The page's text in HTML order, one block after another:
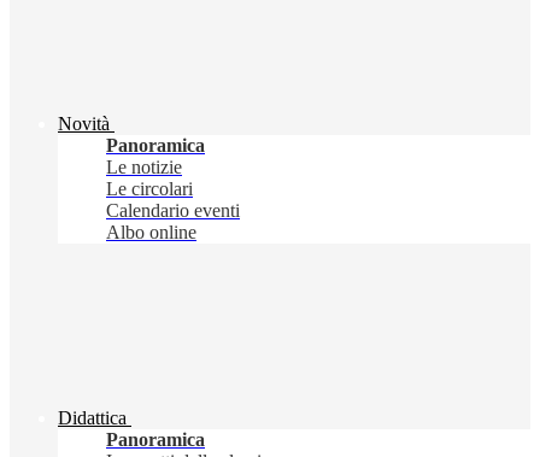
Novità
Panoramica
Le notizie
Le circolari
Calendario eventi
Albo online
Didattica
Panoramica